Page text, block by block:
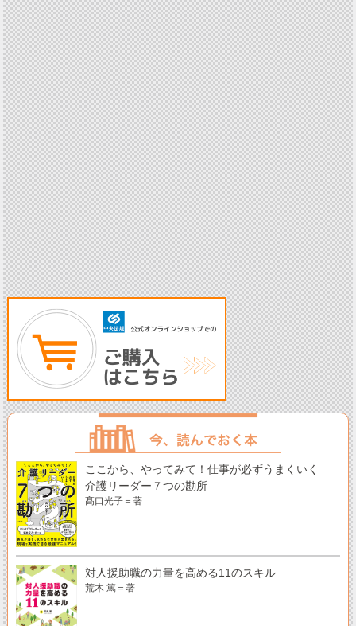
ここから、やってみて！仕事が必ずうまくいく
介護リーダー７つの勘所
髙口光子＝著
対人援助職の力量を高める11のスキル
荒木 篤＝著